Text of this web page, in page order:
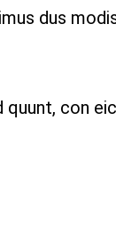
dus
con